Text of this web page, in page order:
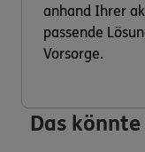
anhand Ihrer
passende
Vorsorge.
Das